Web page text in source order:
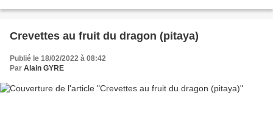
Crevettes au fruit du dragon (pitaya)
Publié le 18/02/2022 à 08:42
Par Alain GYRE